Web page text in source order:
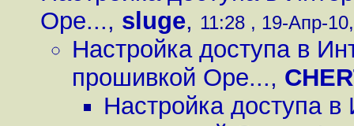
Ope..., sluge, 11:28 , 19-Апр-
Настройка доступа в
прошивкой Ope...,
Настройка доступа